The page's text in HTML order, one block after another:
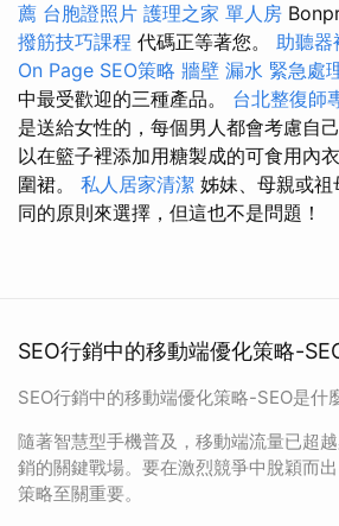
薦 台胞證照片 護理之家 單人房
撥筋技巧課程 代碼正等著您。 助聽器
On Page SEO策略 牆壁 漏水 緊急處
中最受歡迎的三種產品。 台北整復師
是送給女性的，每個男人都會考慮自
以在籃子裡添加用糖製成的可食用內
圍裙。 私人居家清潔 姊妹、母親或
同的原則來選擇，但這也不是問題！
SEO行銷中的移動端優化策略-
SEO行銷中的移動端優化策略-SEO是什
隨著智慧型手機普及，移動端流量已超
銷的關鍵戰場。要在激烈競爭中脫穎而
策略至關重要。